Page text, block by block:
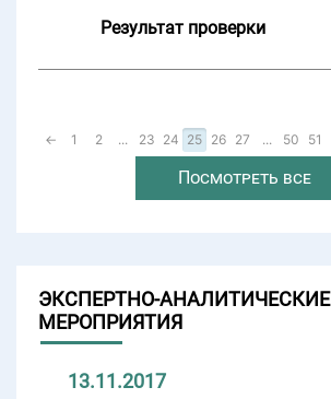
Результат проверки
← 1 2 ... 23 24 25 26 27 ... 50 51
Посмотреть все
ЭКСПЕРТНО-АНАЛИТИЧЕСКИЕ
МЕРОПРИЯТИЯ
13.11.2017